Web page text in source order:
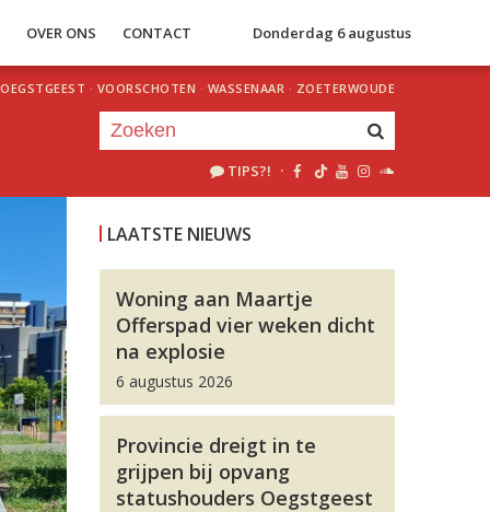
OVER ONS CONTACT Donderdag 6 augustus
OEGSTGEEST · VOORSCHOTEN · WASSENAAR · ZOETERWOUDE
TIPS?! ·
LAATSTE NIEUWS
Woning aan Maartje
Offerspad vier weken dicht
na explosie
6 augustus 2026
Provincie dreigt in te
grijpen bij opvang
statushouders Oegstgeest